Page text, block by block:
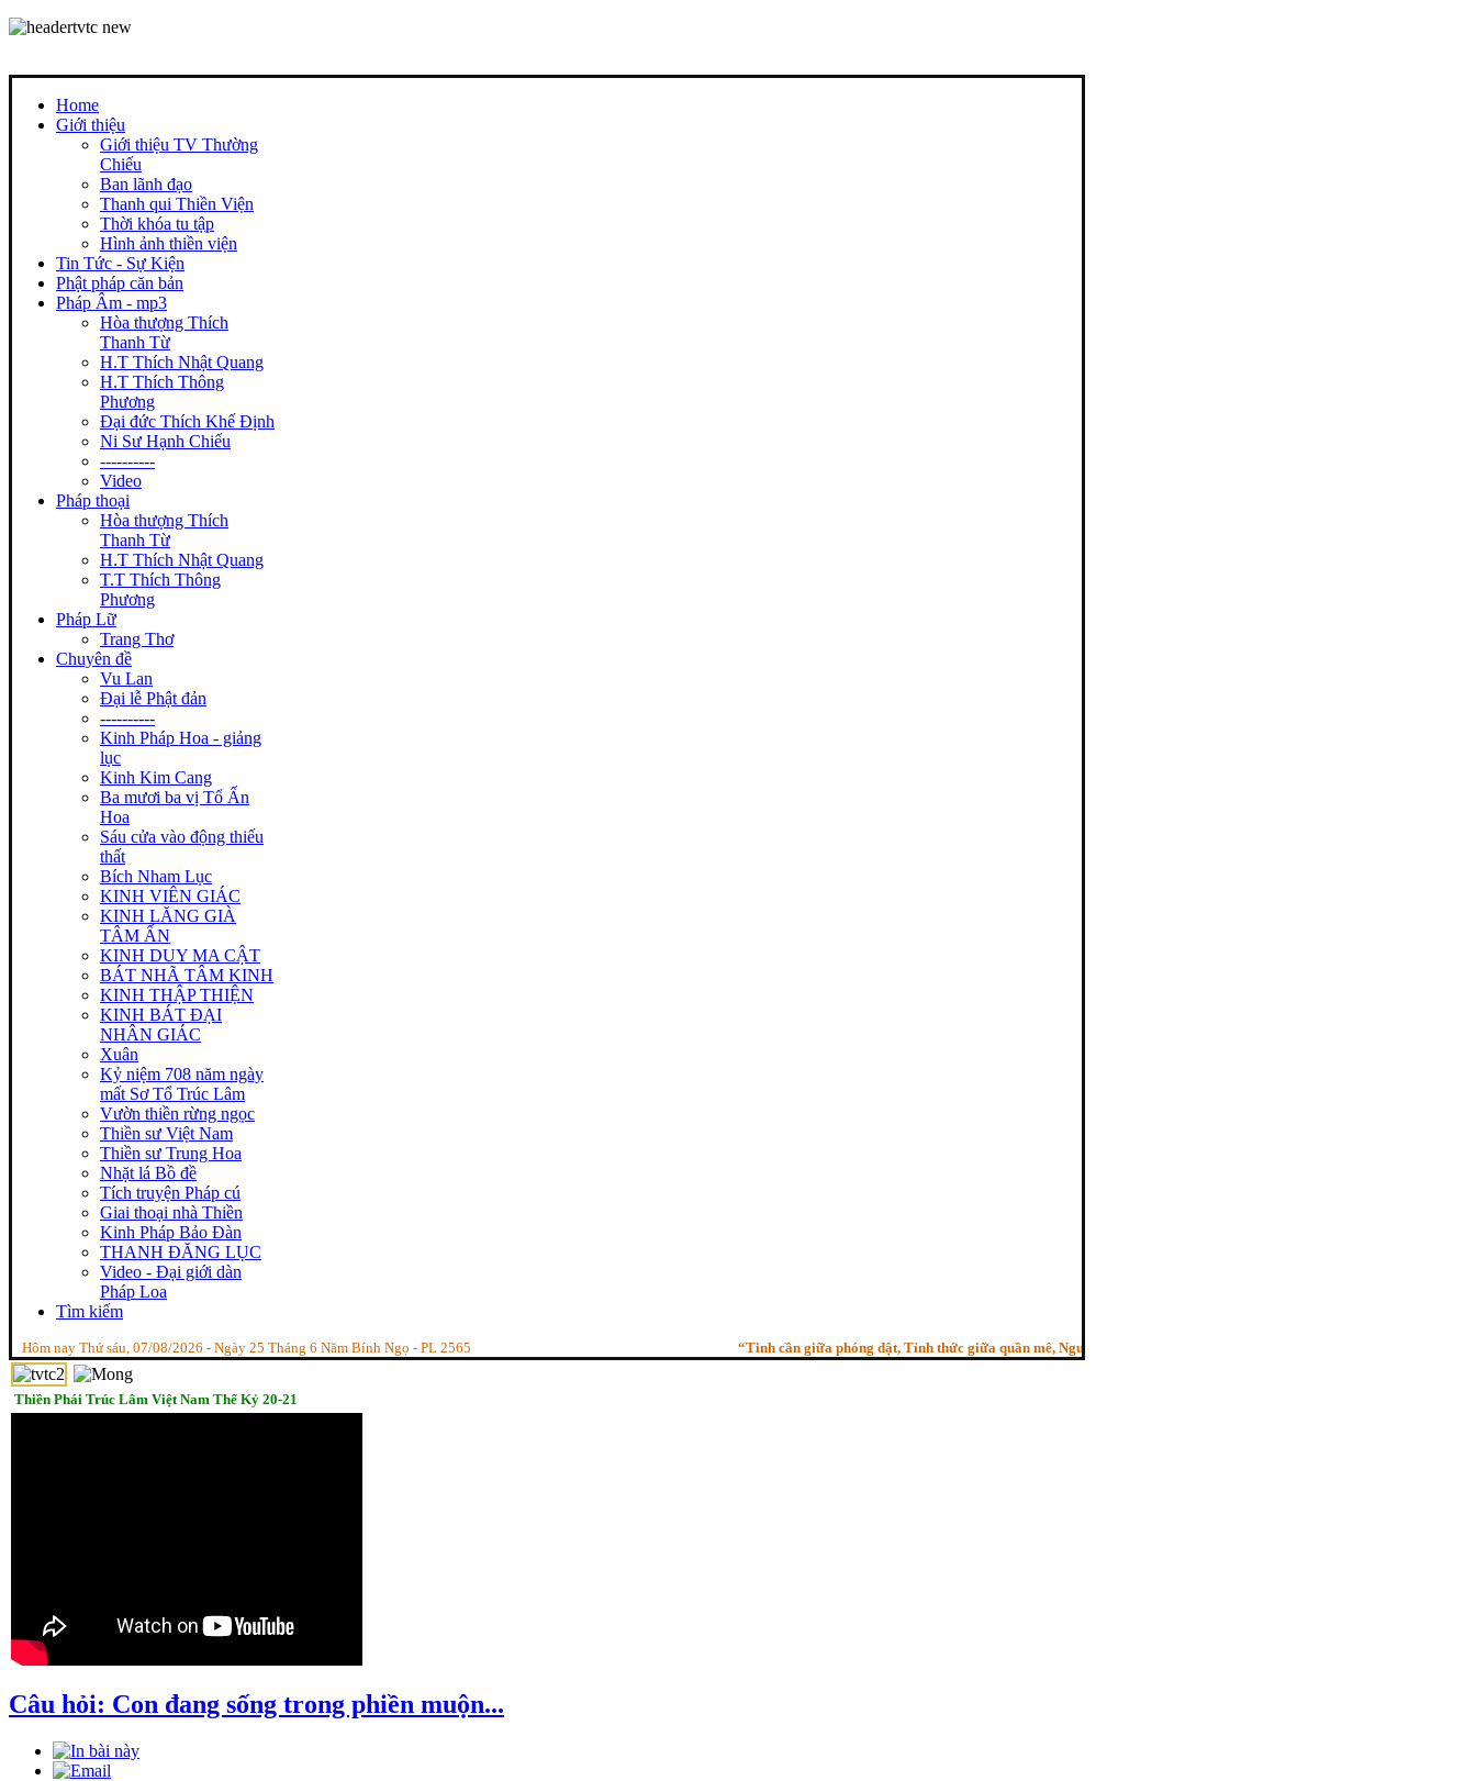
Home
Giới thiệu
Giới thiệu TV Thường
Chiếu
Ban lãnh đạo
Thanh qui Thiền Viện
Thời khóa tu tập
Hình ảnh thiền viện
Tin Tức - Sự Kiện
Phật pháp căn bản
Pháp Âm - mp3
Hòa thượng Thích
Thanh Từ
H.T Thích Nhật Quang
H.T Thích Thông
Phương
Đại đức Thích Khế Định
Ni Sư Hạnh Chiếu
----------
Video
Pháp thoại
Hòa thượng Thích
Thanh Từ
H.T Thích Nhật Quang
T.T Thích Thông
Phương
Pháp Lữ
Trang Thơ
Chuyên đề
Vu Lan
Đại lễ Phật đản
----------
Kinh Pháp Hoa - giảng
lục
Kinh Kim Cang
Ba mươi ba vị Tổ Ấn
Hoa
Sáu cửa vào động thiếu
thất
Bích Nham Lục
KINH VIÊN GIÁC
KINH LĂNG GIÀ
TÂM ẤN
KINH DUY MA CẬT
BÁT NHÃ TÂM KINH
KINH THẬP THIỆN
KINH BÁT ĐẠI
NHÂN GIÁC
Xuân
Kỷ niệm 708 năm ngày
mất Sơ Tổ Trúc Lâm
Vườn thiền rừng ngọc
Thiền sư Việt Nam
Thiền sư Trung Hoa
Nhặt lá Bồ đề
Tích truyện Pháp cú
Giai thoại nhà Thiền
Kinh Pháp Bảo Đàn
THANH ĐĂNG LỤC
Video - Đại giới dàn
Pháp Loa
Tìm kiếm
Hôm nay Thứ sáu, 07/08/2026 - Ngày 25 Tháng 6 Năm Bính Ngọ - PL 2565 “Tinh cần giữa phóng dật, Tỉnh thức giữa quần mê, Người trí như ngựa phi, Bỏ sau con ngựa hèn”. - (Pháp cú kệ 29,
Thiền Phái Trúc Lâm Việt Nam Thế Kỷ 20-21
Câu hỏi: Con đang sống trong phiền muộn...